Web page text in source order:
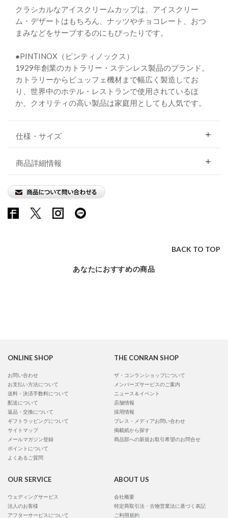
クラシカルなアイスクリームカップは、アイスクリー
ム・デザートはもちろん、ナッツやチョコレート、おつ
まみなどをサーブするのにもぴったりです。
●PINTINOX（ピンティノックス）
1929年創業のカトラリー・ステンレス製品のブランド。
カトラリーからビュッフェ機材まで幅広く製造してお
り、世界中のホテル・レストランで使用されているほ
か、クオリティの高い製品は家庭用としても人気です。
仕様・サイズ
商品詳細情報
BACK TO TOP
あなたにおすすめの商品
ONLINE SHOP
お問い合わせ
お支払い方法について
送料・決済手数料について
配送について
返品・交換について
ギフトラッピングについて
サイトマップ
メールマガジン登録
ポイントについて
よくあるご質問
THE CONRAN SHOP
ザ・コンランショップについて
メンバーズサービスのご案内
ニュース＆イベント
店舗情報
採用情報
プレス・メディアお問い合わせ
掲載紙から探す
商品部への新規お取引希望のお問合せ
OUR SERVICE
ウェディングサービス
法人のお客様
アフターサービスについて
ABOUT US
会社概要
特定商取引法・古物営業法に基づく表記
ご利用規約